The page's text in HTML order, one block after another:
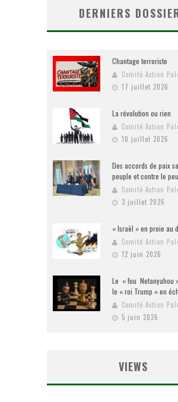
DERNIERS
Chantage terroriste
Comité Action
17 juillet 2026
La révolution ou rien
Comité Action
10 juillet 2026
Des accords de paix
peuple et contre le
Comité Action
3 juillet 2026
« Israël » en proie au
Comité Action
12 juin 2026
Le « fou Netanyahou
le « roi Trump » en
Comité Action
5 juin 2026
VIEWS